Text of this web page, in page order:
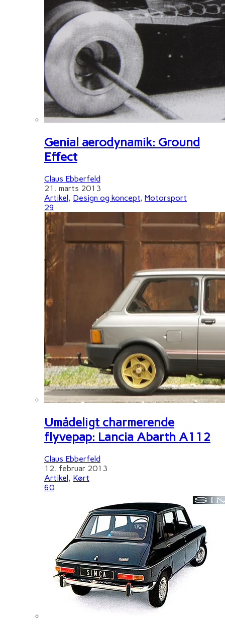
Genial aerodynamik: Ground
Effect
Claus Ebberfeld
21. marts 2013
Artikel, Design og koncept, Motorsport
29
Umådeligt charmerende
flyvepap: Lancia Abarth A112
Claus Ebberfeld
12. februar 2013
Artikel, Kørt
60